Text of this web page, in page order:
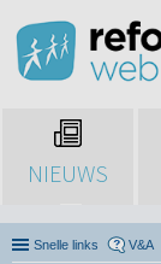
NIEUWS
Snelle links V&A